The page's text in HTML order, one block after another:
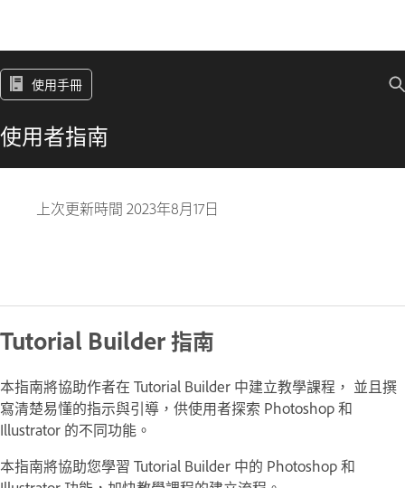
使用手冊
使用者指南
上次更新時間 2023年8月17日
Tutorial Builder 指南
本指南將協助作者在 Tutorial Builder 中建立教學課程， 並且撰
寫清楚易懂的指示與引導，供使用者探索 Photoshop 和
Illustrator 的不同功能。
本指南將協助您學習 Tutorial Builder 中的 Photoshop 和